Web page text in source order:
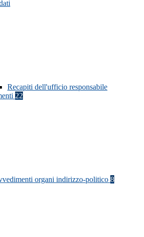
Recapiti dell'ufficio responsabile
22
organi indirizzo-politico 8